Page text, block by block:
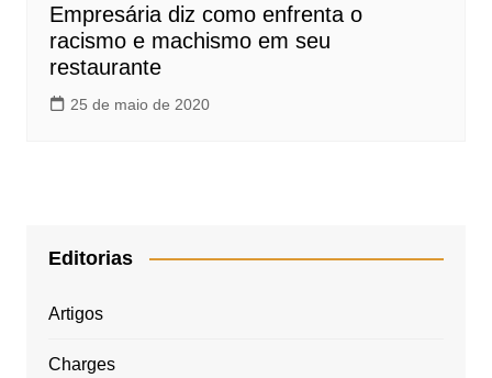
Empresária diz como enfrenta o
racismo e machismo em seu
restaurante
25 de maio de 2020
Editorias
Artigos
Charges